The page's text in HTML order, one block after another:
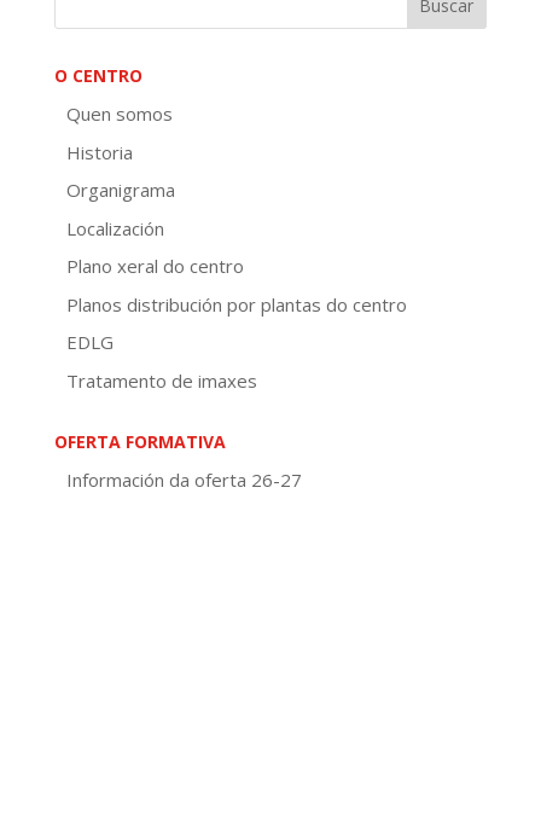
O CENTRO
Quen somos
Historia
Organigrama
Localización
Plano xeral do centro
Planos distribución por plantas do centro
EDLG
Tratamento de imaxes
OFERTA FORMATIVA
Información da oferta 26-27